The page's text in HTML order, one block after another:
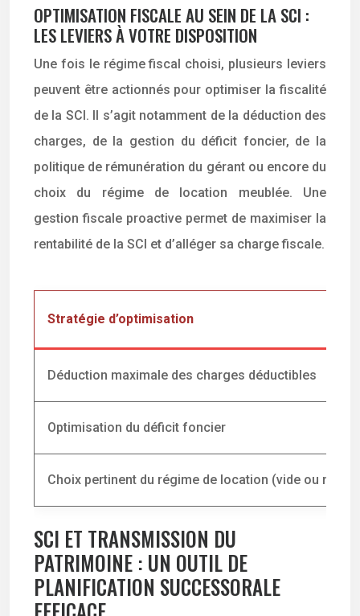
OPTIMISATION FISCALE AU SEIN DE LA SCI :
LES LEVIERS À VOTRE DISPOSITION
Une fois le régime fiscal choisi, plusieurs leviers
peuvent être actionnés pour optimiser la fiscalité
de la SCI. Il s’agit notamment de la déduction des
charges, de la gestion du déficit foncier, de la
politique de rémunération du gérant ou encore du
choix du régime de location meublée. Une
gestion fiscale proactive permet de maximiser la
rentabilité de la SCI et d’alléger sa charge fiscale.
Stratégie d’optimisation
Déduction maximale des charges déductibles
Optimisation du déficit foncier
Choix pertinent du régime de location (vide ou
SCI ET TRANSMISSION DU
PATRIMOINE : UN OUTIL DE
PLANIFICATION SUCCESSORALE